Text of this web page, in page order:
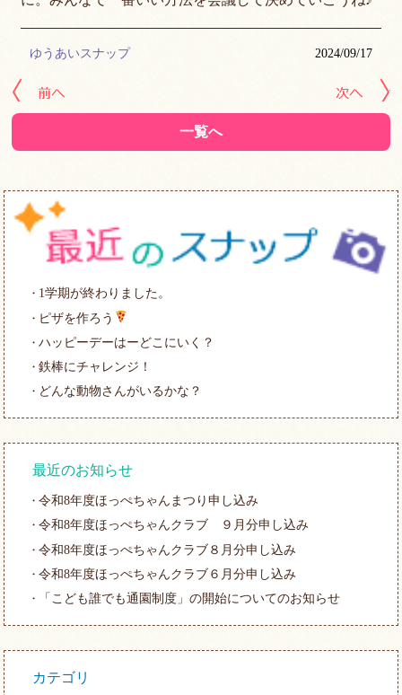
ゆうあいスナップ 2024/09/17
一覧へ
1学期が終わりました。
ピザを作ろう
ハッピーデーはーどこにいく？
鉄棒にチャレンジ！
どんな動物さんがいるかな？
最近のお知らせ
令和8年度ほっぺちゃんまつり申し込み
令和8年度ほっぺちゃんクラブ ９月分申し込み
令和8年度ほっぺちゃんクラブ８月分申し込み
令和8年度ほっぺちゃんクラブ６月分申し込み
「こども誰でも通園制度」の開始についてのお知らせ
カテゴリ